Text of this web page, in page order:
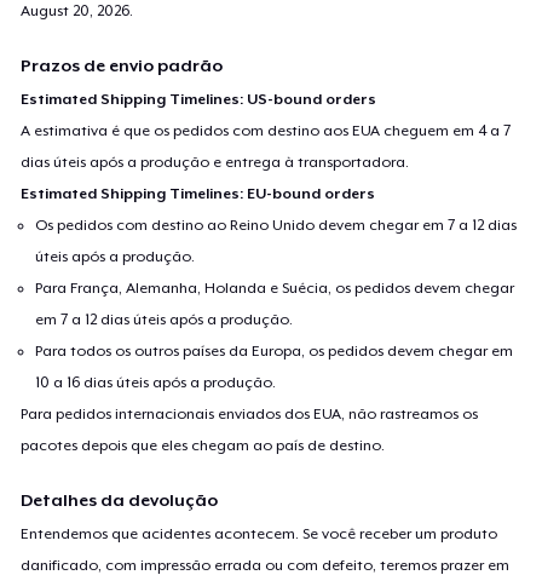
August 20, 2026.
Prazos de envio padrão
Estimated Shipping Timelines: US-bound orders
A estimativa é que os pedidos com destino aos EUA cheguem em 4 a 7
dias úteis após a produção e entrega à transportadora.
Estimated Shipping Timelines: EU-bound orders
Os pedidos com destino ao Reino Unido devem chegar em 7 a 12 dias
úteis após a produção.
Para França, Alemanha, Holanda e Suécia, os pedidos devem chegar
em 7 a 12 dias úteis após a produção.
Para todos os outros países da Europa, os pedidos devem chegar em
10 a 16 dias úteis após a produção.
Para pedidos internacionais enviados dos EUA, não rastreamos os
pacotes depois que eles chegam ao país de destino.
Detalhes da devolução
Entendemos que acidentes acontecem. Se você receber um produto
danificado, com impressão errada ou com defeito, teremos prazer em